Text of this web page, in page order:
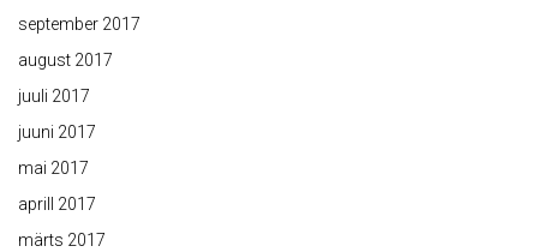
september 2017
august 2017
juuli 2017
juuni 2017
mai 2017
aprill 2017
märts 2017